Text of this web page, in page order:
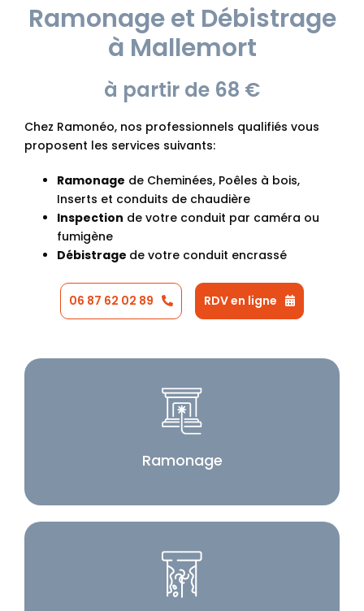
Ramonage et Débistrage
à Mallemort
à partir de 68 €
Chez Ramonéo, nos professionnels qualifiés vous
proposent les services suivants:
Ramonage de Cheminées, Poêles à bois,
Inserts et conduits de chaudière
Inspection de votre conduit par caméra ou
fumigène
Débistrage de votre conduit encrassé
06 87 62 02 89 RDV en ligne
Ramonage